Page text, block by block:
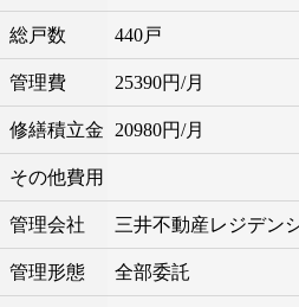
総戸数 440戸
管理費 25390円/月
修繕積立金 20980円/月
その他費用
管理会社 三井不動産レジデン
管理形態 全部委託